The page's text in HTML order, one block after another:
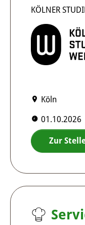
KÖLNER
Köln
01.10.2026
Zur